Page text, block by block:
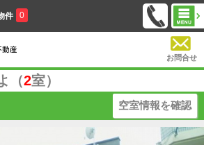
件 0
お問合せ
（2室）
空室情報を確認